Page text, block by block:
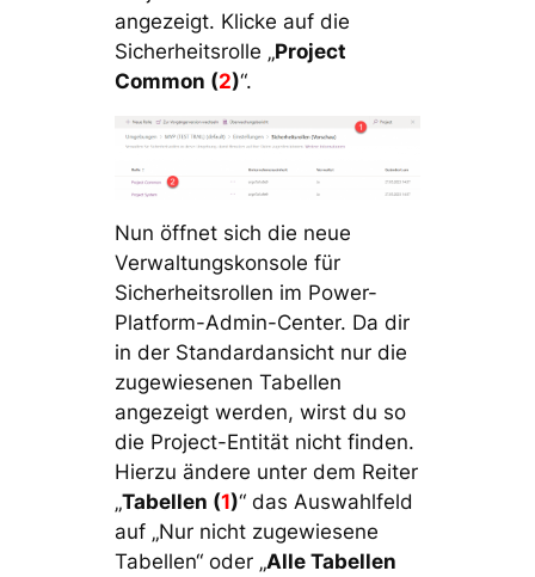
angezeigt. Klicke auf die
Sicherheitsrolle „Project
Common (2)“.
Nun öffnet sich die neue
Verwaltungskonsole für
Sicherheitsrollen im Power-
Platform-Admin-Center. Da dir
in der Standardansicht nur die
zugewiesenen Tabellen
angezeigt werden, wirst du so
die Project-Entität nicht finden.
Hierzu ändere unter dem Reiter
„Tabellen (1)“ das Auswahlfeld
auf „Nur nicht zugewiesene
Tabellen“ oder „Alle Tabellen